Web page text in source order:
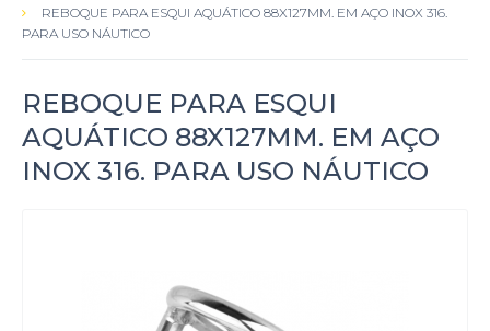
REBOQUE PARA ESQUI AQUÁTICO 88X127MM. EM AÇO INOX 316.
PARA USO NÁUTICO
REBOQUE PARA ESQUI
AQUÁTICO 88X127MM. EM AÇO
INOX 316. PARA USO NÁUTICO